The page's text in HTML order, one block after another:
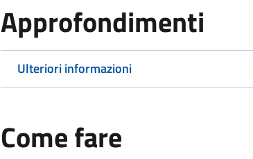
Approfondimenti
Ulteriori informazioni
Come fare